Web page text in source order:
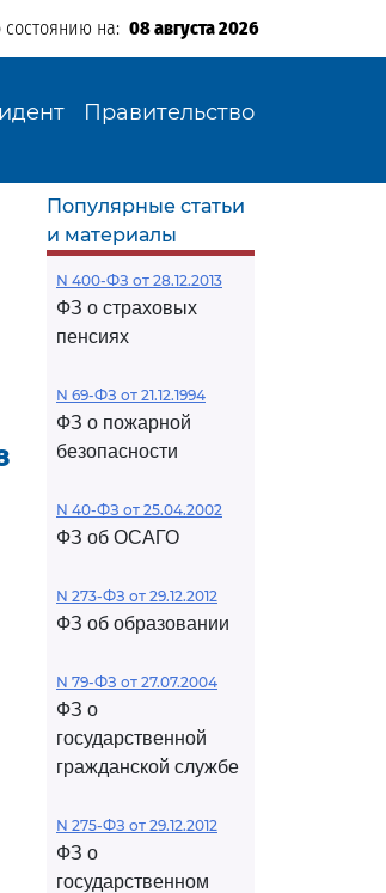
состоянию на: 08 августа 2026
Правительство
Популярные статьи
и материалы
N 400-ФЗ от 28.12.2013
ФЗ о страховых
пенсиях
N 69-ФЗ от 21.12.1994
ФЗ о пожарной
безопасности
N 40-ФЗ от 25.04.2002
ФЗ об ОСАГО
N 273-ФЗ от 29.12.2012
ФЗ об образовании
N 79-ФЗ от 27.07.2004
ФЗ о
государственной
гражданской службе
N 275-ФЗ от 29.12.2012
ФЗ о
государственном